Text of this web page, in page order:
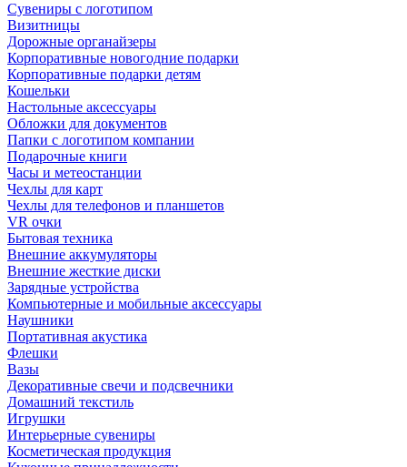
Сувениры с логотипом
Визитницы
Дорожные органайзеры
Корпоративные новогодние подарки
Корпоративные подарки детям
Кошельки
Настольные аксессуары
Обложки для документов
Папки с логотипом компании
Подарочные книги
Часы и метеостанции
Чехлы для карт
Чехлы для телефонов и планшетов
VR очки
Бытовая техника
Внешние аккумуляторы
Внешние жесткие диски
Зарядные устройства
Компьютерные и мобильные аксессуары
Наушники
Портативная акустика
Флешки
Вазы
Декоративные свечи и подсвечники
Домашний текстиль
Игрушки
Интерьерные сувениры
Косметическая продукция